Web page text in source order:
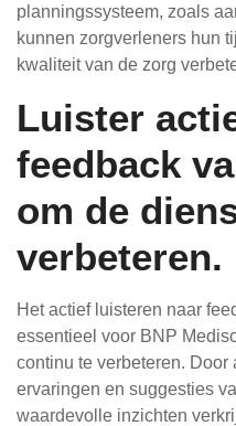
planningssysteem, zoals
kunnen zorgverleners hun
kwaliteit van de zorg
Luister
feedback
om de
verbeteren.
Het actief luisteren naar
essentieel voor BNP
continu te verbeteren.
ervaringen en suggesties
waardevolle inzichten